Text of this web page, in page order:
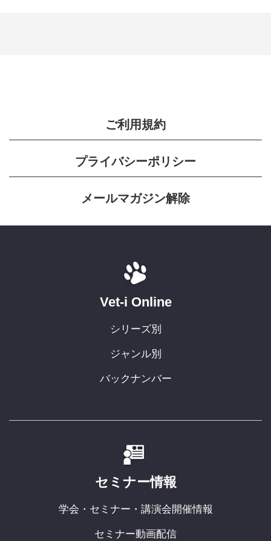
ご利用規約
プライバシーポリシー
メールマガジン解除
Vet-i Online
シリーズ別
ジャンル別
バックナンバー
セミナー情報
学会・セミナー・講演会開催情報
セミナー動画配信